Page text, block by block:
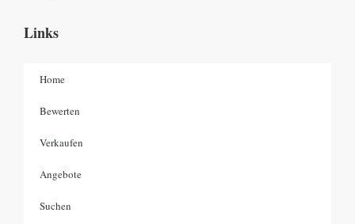
Links
Home
Bewerten
Verkaufen
Angebote
Suchen